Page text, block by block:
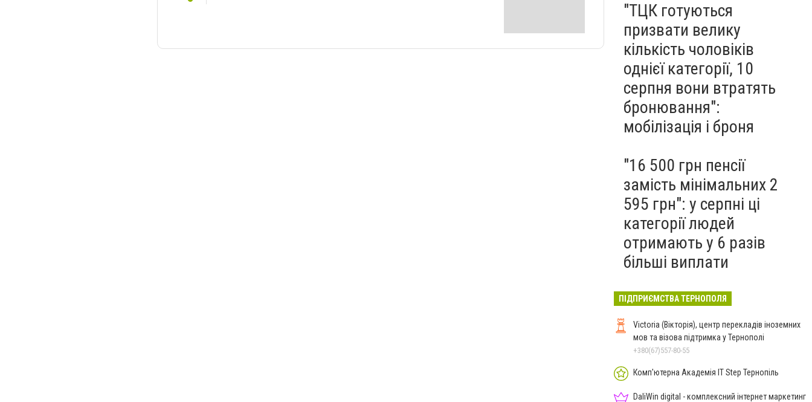
"ТЦК готуються
призвати велику
кількість чоловіків
однієї категорії, 10
серпня вони втратять
бронювання":
мобілізація і броня
"16 500 грн пенсії
замість мінімальних 2
595 грн": у серпні ці
категорії людей
отримають у 6 разів
більші виплати
ПІДПРИЄМСТВА ТЕРНОПОЛЯ
Victoria (Вікторія), центр перекладів іноземних
мов та візова підтримка у Тернополі
+380(67)557-80-55
Комп'ютерна Академiя IT Step Тернопіль
DaliWin digital - комплексний інтернет маркетинг